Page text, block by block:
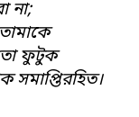
না;
ফুটুক